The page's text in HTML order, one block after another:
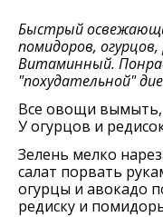
Быстрый
помидоров, огурцов,
Витаминный.
"похудательной"
Все овощи вымыть,
У огурцов и
Зелень мелко
салат порвать
огурцы и авокадо
редиску и